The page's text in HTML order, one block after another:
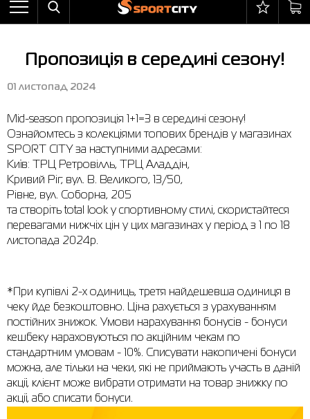
Назад
Штани
Вітрівки
Жилети
Комбінезони
Купальники
Куртки
Сукні
Сорочки
Толстовки
Назад
Кросівки
Пляжне взуття
Напівчеревики
Сандалі
Назад
Бейсболки та панами
Бокс
Гірськолижний інвентар
М'ячі
Шкарпетки
Рукавиці
Плавання
Доглядові засоби
Фітнес та йога
Шарфи
Назад
Arena
Asics
Columbia
Evoids
Jack Wolfskin
Larum
New Balance
Radder
Skechers
Under Armour
Назад
Бра
Штани
Вітрівки
Костюми
Легінси
Толстовки
Кросівки
Напівчеревики
Бренди
Назад
Повернення та обмін
Гарантія на товари
Магазини
Контакт центр
Програма лояльності
Часті питання (FAQ)
Новини
Пропозиція в середині сезону!
01 листопад 2024
Mid-season пропозиція 1+1=3 в середині сезону!
Ознайомтесь з колекціями топових брендів у магазинах
SPORT CITY за наступними адресами:
Київ: ТРЦ Ретровілль, ТРЦ Аладдін,
Кривий Ріг, вул. В. Великого, 13/50,
Рівне, вул. Соборна, 205
та створіть total look у спортивному стилі, скористайтеся
перевагами нижчіх цін у цих магазинах у період з 1 по 18
листопада 2024р.
*При купівлі 2-х одиниць, третя найдешевша одиниця в
чеку йде безкоштовно. Ціна рахується з урахуванням
постійних знижок. Умови нарахування бонусів - бонуси
кешбеку нараховуються по акційним чекам по
стандартним умовам - 10%. Списувати накопичені бонуси
можна, але тільки на чеки, які не приймають участь в даній
акції, клієнт може вибрати отримати на товар знижку по
акції, або списати бонуси.